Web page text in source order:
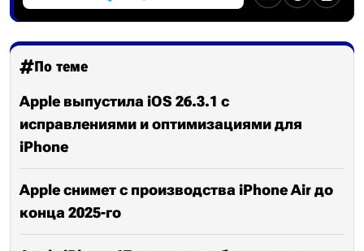
По теме
Apple выпустила iOS 26.3.1 с
исправлениями и оптимизациями для
iPhone
Apple снимет с производства iPhone Air до
конца 2025-го